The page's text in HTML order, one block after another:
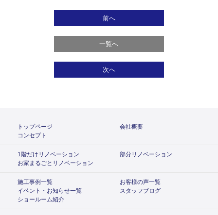
前へ
一覧へ
次へ
トップページ
会社概要
コンセプト
1階だけリノベーション
部分リノベーション
お家まるごとリノベーション
施工事例一覧
お客様の声一覧
イベント・お知らせ一覧
スタッフブログ
ショールーム紹介